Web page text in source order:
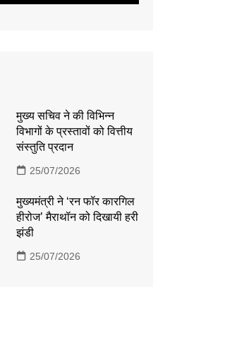
मुख्य सचिव ने की विभिन्न
विभागों के प्रस्तावों को वित्तीय
संस्तुति प्रदान
25/07/2026
मुख्यमंत्री ने ‘रन फॉर कारगिल
हीरोज’ मैराथॉन को दिखायी हरी
झंडी
25/07/2026